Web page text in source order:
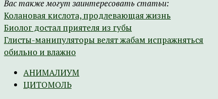
Вас также могут заинтересовать статьи:
Колановая кислота, продлевающая жизнь
Биолог достал приятеля из губы
Глисты-манипуляторы велят жабам испражняться
обильно и влажно
АНИМАЛИУМ
ЦИТОМОЛЬ